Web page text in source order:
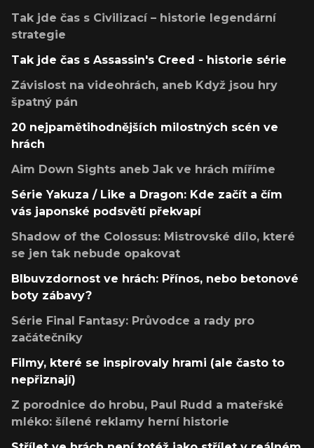
Tak jde čas s Civilizací – historie legendární
strategie
Tak jde čas s Assassin's Creed - historie série
Závislost na videohrách, aneb Když jsou hry
špatný pán
20 nejpamětihodnějších milostných scén ve
hrách
Aim Down Sights aneb Jak ve hrách míříme
Série Yakuza / Like a Dragon: Kde začít a čím
vás japonské podsvětí překvapí
Shadow of the Colossus: Mistrovské dílo, které
se jen tak nebude opakovat
Blbuvzdornost ve hrách: Přínos, nebo betonové
boty zábavy?
Série Final Fantasy: Průvodce a rady pro
začátečníky
Filmy, které se inspirovaly hrami (ale často to
nepřiznají)
Z porodnice do hrobu, Paul Rudd a mateřské
mléko: šílené reklamy herní historie